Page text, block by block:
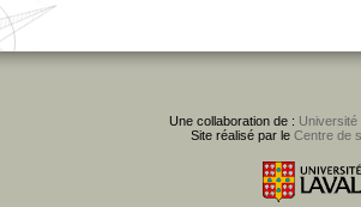
Une collaboration de : Université
Site réalisé par le Centre de